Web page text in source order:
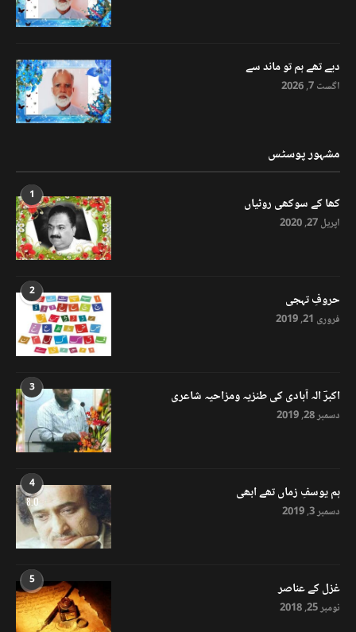
دیے تھے ہم تو ماند سے
اگست 7, 2026
مشہور پوسٹس
1 کھا کے سوکھی روٹیاں
اپریل 27, 2020
2 حروفِ تہجی
فروری 21, 2019
3 اکبرؔ الہ آبادی کی طنزیہ ومزاحیہ شاعری
دسمبر 28, 2019
4
8.0 ہم یوسفِ زماں تھے ابھی
دسمبر 3, 2019
5 غزل کے عناصر
نومبر 25, 2018